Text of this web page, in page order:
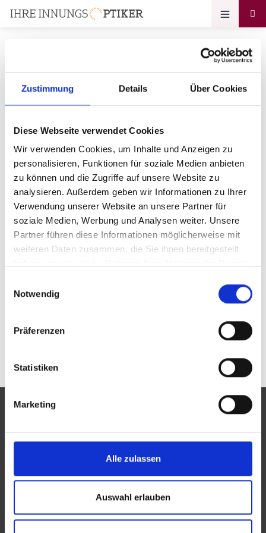
Zustimmung Details Über Cookies
Diese Webseite verwendet Cookies
Wir verwenden Cookies, um Inhalte und Anzeigen zu
personalisieren, Funktionen für soziale Medien anbieten
zu können und die Zugriffe auf unsere Website zu
analysieren. Außerdem geben wir Informationen zu Ihrer
Verwendung unserer Website an unsere Partner für
soziale Medien, Werbung und Analysen weiter. Unsere
Partner führen diese Informationen möglicherweise mit
weiteren Daten zusammen, die Sie ihnen bereitgestellt
Notwendig
Präferenzen
Statistiken
Marketing
Alle zulassen
Auswahl erlauben
Ihr Zugang zum
Johannes Fischer GmbH
Bitte geben Sie Ihr Passwort ein:
allgemeinen Suche.
Eine Aktion des Zentralverbandes der Augenoptiker und
Der ZVA ist ein Bundesinnungsverband, seine Mitglieder
sind die Landesinnungsverbände und Landesinnungen
des Augenoptikerhandwerks.